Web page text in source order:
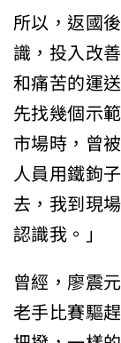
所以，返國
識，投入改
和痛苦的運
先找幾個示
市場時，曾
人員用鐵鉤
去，我到現
認識我。」
曾經，廖震
老手比賽驅